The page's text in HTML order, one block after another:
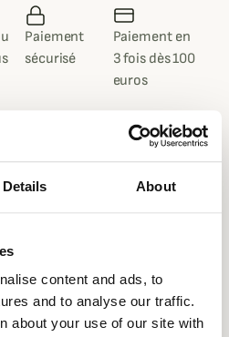
Details About
content and ads, to
and to analyse our traffic.
about your use of our site with
Paiement
sécurisé
Paiement en
3 fois dès 100
euros
féminin et élégant qui vous
lors de vos sorties
est confectionnée dans